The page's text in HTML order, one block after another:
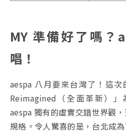
MY 準備好了嗎？
唱！
aespa 八月要來台灣了！這
Reimagined（全面革新）
aespa 獨有的虛實交錯世界觀
規格。令人驚喜的是，台北成